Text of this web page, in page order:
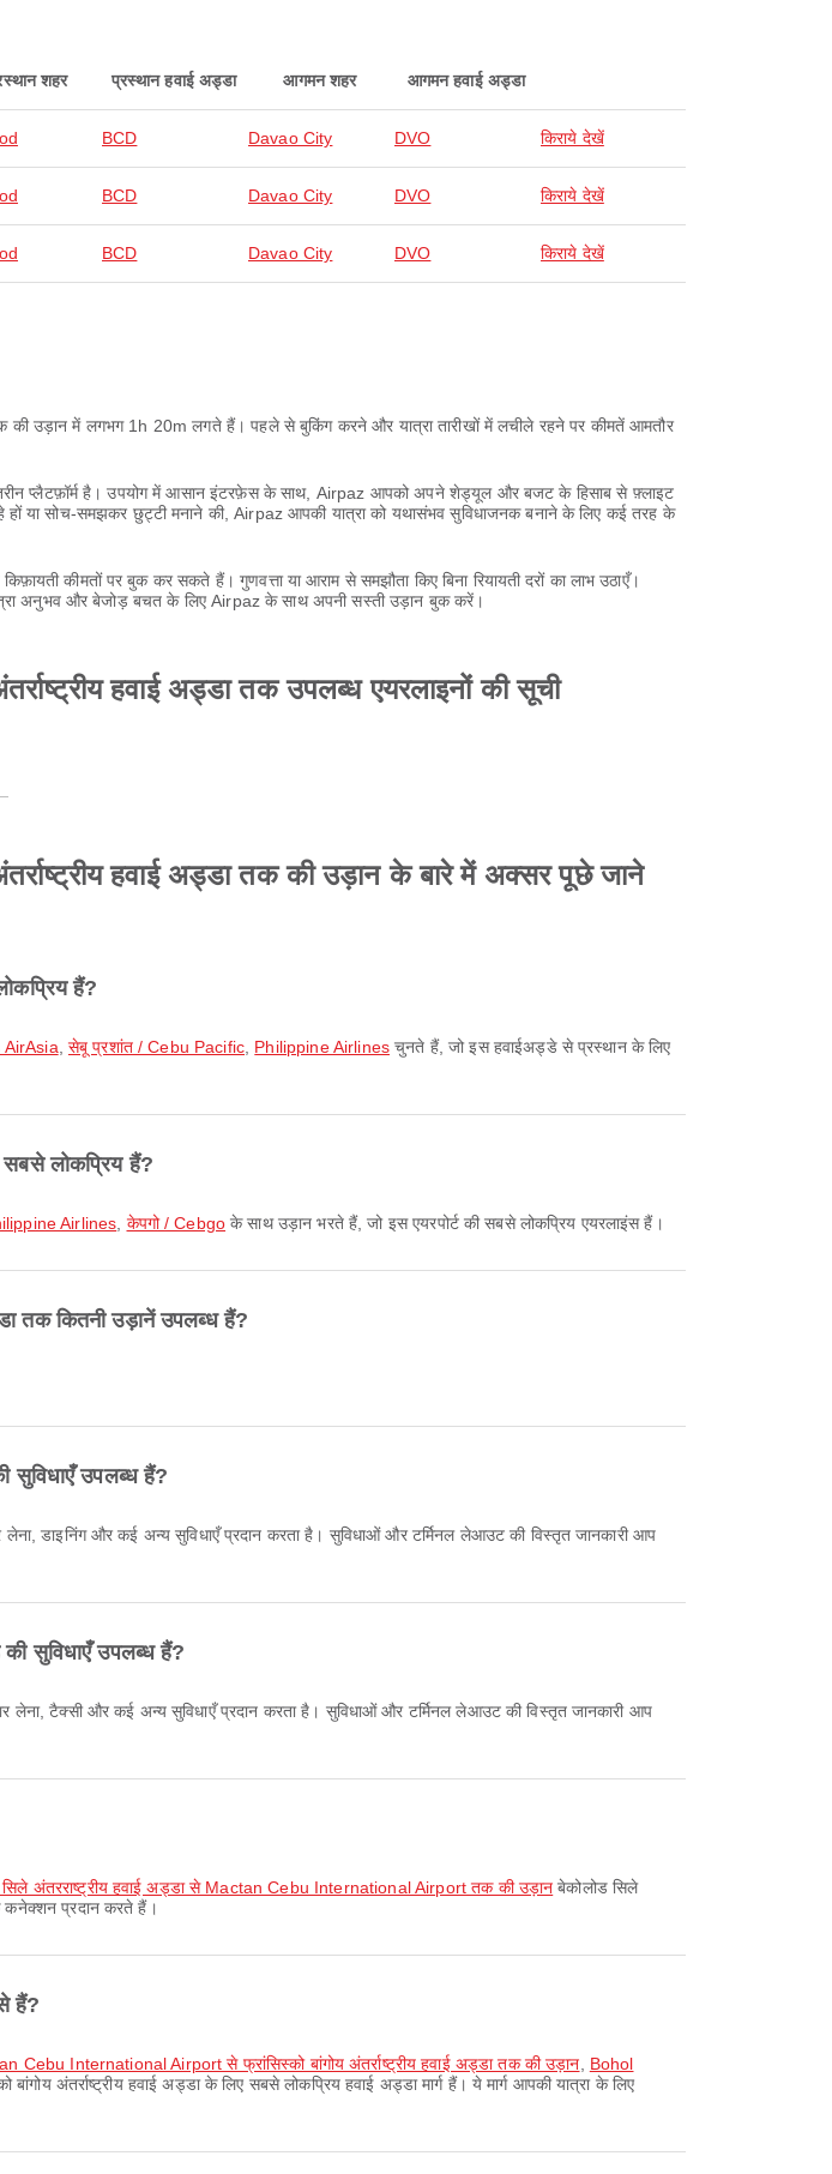
शहर प्रस्थान हवाई अड्डा आगमन शहर आगमन हवाई अड्डा
BCD Davao City DVO किराये देखें
BCD Davao City DVO किराये देखें
BCD Davao City DVO किराये देखें
की उड़ान में लगभग 1h 20m लगते हैं। पहले से बुकिंग करने और यात्रा तारीखों में लचीले रहने पर कीमतें आमतौर
प्लैटफ़ॉर्म है। उपयोग में आसान इंटरफ़ेस के साथ, Airpaz आपको अपने शेड्यूल और बजट के हिसाब से फ़्लाइट
या सोच-समझकर छुट्टी मनाने की, Airpaz आपकी यात्रा को यथासंभव सुविधाजनक बनाने के लिए कई तरह के
कीमतों पर बुक कर सकते हैं। गुणवत्ता या आराम से समझौता किए बिना रियायती दरों का लाभ उठाएँ।
अनुभव और बेजोड़ बचत के लिए Airpaz के साथ अपनी सस्ती उड़ान बुक करें।
हवाई अड्डा तक उपलब्ध एयरलाइनों की सूची
हवाई अड्डा तक की उड़ान के बारे में अक्सर पूछे जाने
हैं?
AirAsia सेबू प्रशांत / Cebu Pacific Philippine Airlinesचुनते हैं, जो इस हवाईअड्डे से प्रस्थान के लिए
सबसे लोकप्रिय हैं?
Airlines केपगो / Cebgo के साथ उड़ान भरते हैं, जो इस एयरपोर्ट की सबसे लोकप्रिय एयरलाइंस हैं।
तक कितनी उड़ानें उपलब्ध हैं?
सुविधाएँ उपलब्ध हैं?
लेना, डाइनिंग और कई अन्य सुविधाएँ प्रदान करता है। सुविधाओं और टर्मिनल लेआउट की विस्तृत जानकारी आप
की सुविधाएँ उपलब्ध हैं?
कार लेना, टैक्सी और कई अन्य सुविधाएँ प्रदान करता है। सुविधाओं और टर्मिनल लेआउट की विस्तृत जानकारी आप
सिले अंतरराष्ट्रीय हवाई अड्डा से Mactan Cebu International Airport तक की उड़ान बेकोलोड सिले
कनेक्शन प्रदान करते हैं।
हैं?
Cebu International Airport से फ्रांसिस्को बांगोय अंतर्राष्ट्रीय हवाई अड्डा तक की उड़ान
Bohol
बांगोय अंतर्राष्ट्रीय हवाई अड्डा के लिए सबसे लोकप्रिय हवाई अड्डा मार्ग हैं। ये मार्ग आपकी यात्रा के लिए